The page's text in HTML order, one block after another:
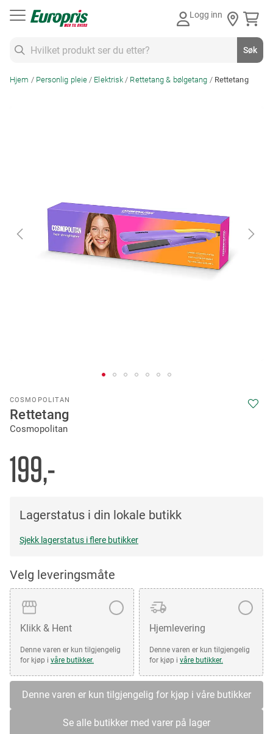
Logg inn
Søk
Hjem Personlig pleie Elektrisk Rettetang & bølgetang Rettetang
COSMOPOLITAN
Rettetang
Cosmopolitan
199,-
Lagerstatus i din lokale butikk
Sjekk lagerstatus i flere butikker
Velg leveringsmåte
Klikk & Hent
Denne varen er kun tilgjengelig
for kjøp i våre butikker.
Hjemlevering
Denne varen er kun tilgjengelig
for kjøp i våre butikker.
Denne varen er kun tilgjengelig for kjøp i våre butikker
Se alle butikker med varer på lager
to
the
beginning
the
images
gallery